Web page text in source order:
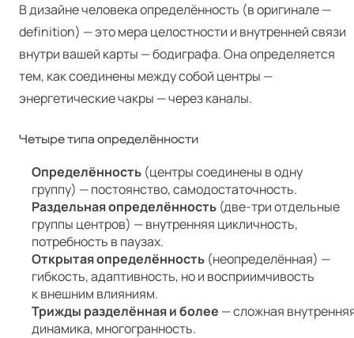
В дизайне человека определённость (в оригинале —
def­i­n­i­tion) — это мера целостности и внутренней связи
внутри вашей карты — бодиграфа. Она определяется
тем, как соединены между собой центры —
энергетические чакры — через каналы.
Четыре типа определённости
Определённость (центры соединены в одну
группу) — постоянство, самодостаточность.
Раздельная определённость (две-три отдельные
группы центров) — внутренняя цикличность,
потребность в паузах.
Открытая определённость (неопределённая) —
гибкость, адаптивность, но и восприимчивость
к внешним влияниям.
Трижды разделённая и более — сложная
динамика, многогранность.